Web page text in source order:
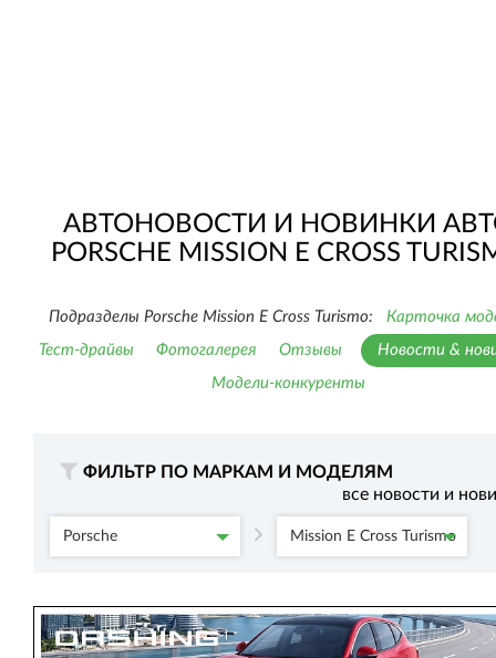
АВТОНОВОСТИ И НОВИНКИ
PORSCHE MISSION E CROSS
Подразделы Porsche Mission E Cross Turismo:
Карточка
Тест-драйвы
Фотогалерея Отзывы
Новости &
Модели-конкуренты
ФИЛЬТР ПО МАРКАМ И МОДЕЛЯМ
все новости и
Porsche Mission E Cross Turismo